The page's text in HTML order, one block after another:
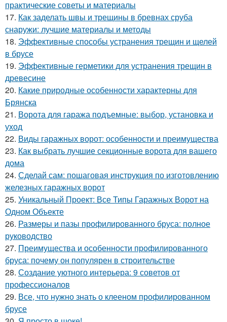
практические советы и материалы
17. Как заделать швы и трещины в бревнах сруба
снаружи: лучшие материалы и методы
18. Эффективные способы устранения трещин и щелей
в брусе
19. Эффективные герметики для устранения трещин в
древесине
20. Какие природные особенности характерны для
Брянска
21. Ворота для гаража подъемные: выбор, установка и
уход
22. Виды гаражных ворот: особенности и преимущества
23. Как выбрать лучшие секционные ворота для вашего
дома
24. Сделай сам: пошаговая инструкция по изготовлению
железных гаражных ворот
25. Уникальный Проект: Все Типы Гаражных Ворот на
Одном Объекте
26. Размеры и пазы профилированного бруса: полное
руководство
27. Преимущества и особенности профилированного
бруса: почему он популярен в строительстве
28. Создание уютного интерьера: 9 советов от
профессионалов
29. Все, что нужно знать о клееном профилированном
брусе